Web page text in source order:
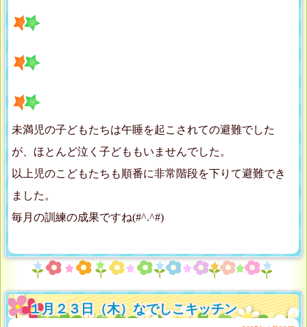
未満児の子どもたちは午睡を起こされての避難でした
が、ほとんど泣く子どももいませんでした。
以上児のこどもたちも順番に非常階段を下りて避難でき
ました。
毎月の訓練の成果ですね(#^.^#)
１月２３日（木）なでしこキッチン